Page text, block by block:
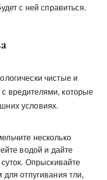
с ней справиться.
чистые и
вредителями, которые
условиях.
несколько
водой и дайте
Опрыскивайте
отпугивания тли,